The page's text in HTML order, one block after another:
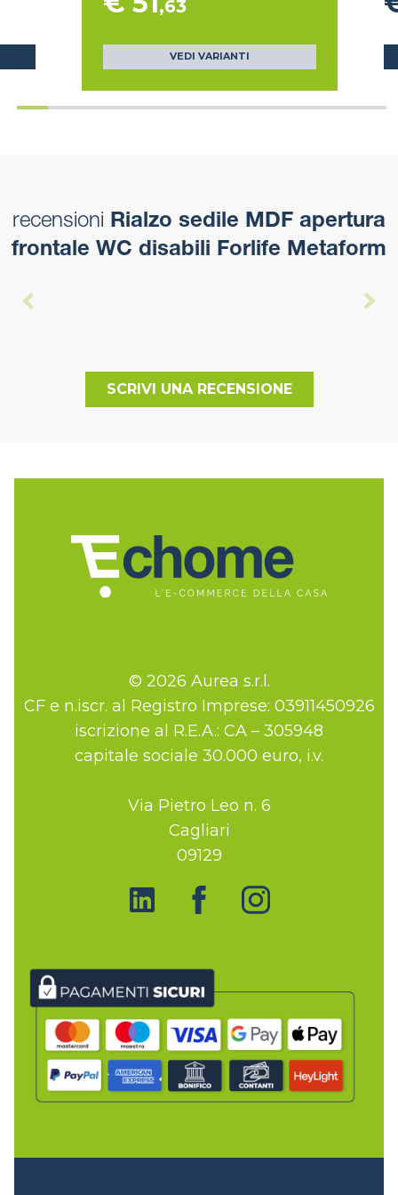
,63
VEDI VARIANTI
recensioni Rialzo sedile MDF apertura
frontale WC disabili Forlife Metaform
SCRIVI UNA RECENSIONE
© 2026 Aurea s.r.l.
CF e n.iscr. al Registro Imprese: 03911450926
iscrizione al R.E.A.: CA – 305948
capitale sociale 30.000 euro, i.v.
Via Pietro Leo n. 6
Cagliari
09129